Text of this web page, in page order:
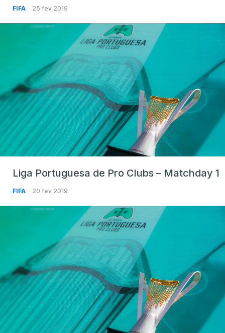
FIFA 25 fev 2019
Liga Portuguesa de Pro Clubs – Matchday 1
FIFA 20 fev 2019